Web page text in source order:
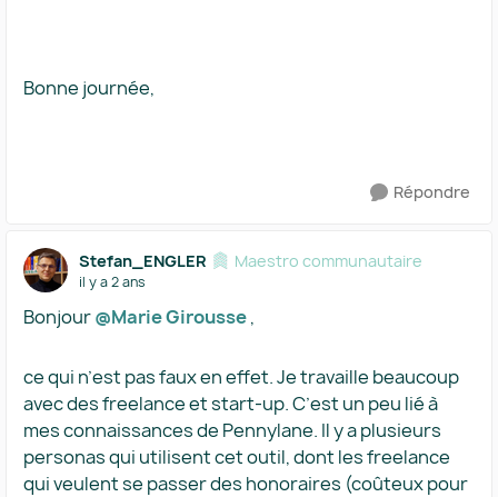
Bonne journée,
Répondre
Stefan_ENGLER Maestro communautaire
il y a 2 ans
Bonjour@Marie Girousse,
ce qui n’est pas faux en effet. Je travaille beaucoup
avec des freelance et start-up. C’est un peu lié à
mes connaissances de Pennylane. Il y a plusieurs
personas qui utilisent cet outil, dont les freelance
qui veulent se passer des honoraires (coûteux pour